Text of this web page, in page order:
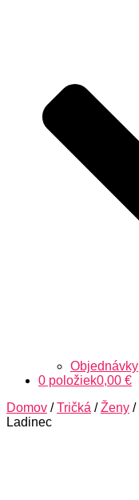
Objednávky
0 položiek0,00 €
Domov /Tričká /Ženy /
Ladinec